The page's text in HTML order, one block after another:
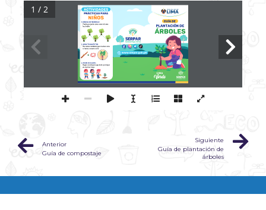
1 / 2
Anterior
Guía de compostaje
Siguiente
Guía de plantación de
árboles